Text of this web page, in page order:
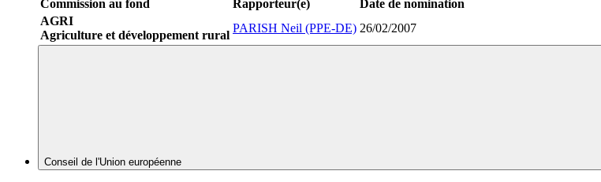
Commission au fond
Rapporteur(e)
Date de nomination
AGRI
Agriculture et développement rural
PARISH Neil (PPE-DE) 26/02/2007
Conseil de l'Union européenne